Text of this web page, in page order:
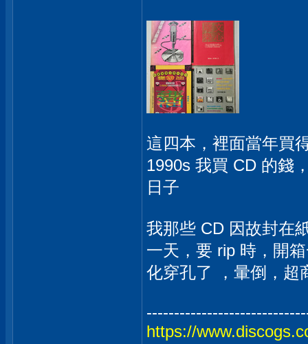
這四本，裡面當年買
1990s 我買 CD 的錢
日子
我那些 CD 因故封在
一天，要 rip 時，開
化穿孔了 ，暈倒，超
https://